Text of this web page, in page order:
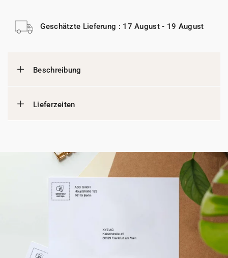
Geschätzte Lieferung : 17 August - 19 August
Beschreibung
Lieferzeiten